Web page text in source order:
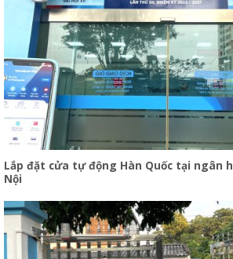
Lắp đặt cửa tự động Hàn Quốc tại ngân
Nội